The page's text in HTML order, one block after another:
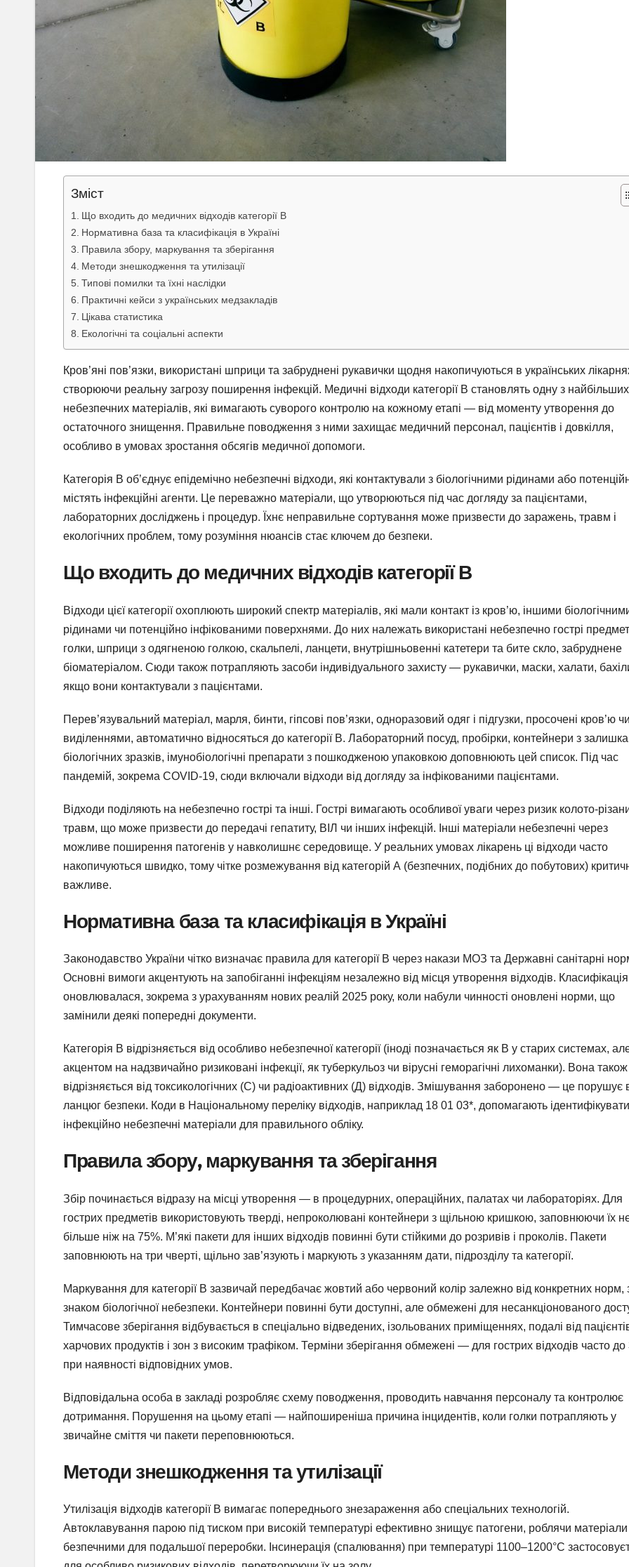
Зміст
Що входить до медичних відходів категорії В
Нормативна база та класифікація в Україні
Правила збору, маркування та зберігання
Методи знешкодження та утилізації
Типові помилки та їхні наслідки
Практичні кейси з українських медзакладів
Цікава статистика
Екологічні та соціальні аспекти
Кров’яні пов’язки, використані шприци та забруднені рукавички щодня накопичуються в українських
створюючи реальну загрозу поширення інфекцій. Медичні відходи категорії В становлять одну з
небезпечних матеріалів, які вимагають суворого контролю на кожному етапі — від моменту утворення до
остаточного знищення. Правильне поводження з ними захищає медичний персонал, пацієнтів і довкілля,
особливо в умовах зростання обсягів медичної допомоги.
Категорія В об’єднує епідемічно небезпечні відходи, які контактували з біологічними рідинами або
містять інфекційні агенти. Це переважно матеріали, що утворюються під час догляду за пацієнтами,
лабораторних досліджень і процедур. Їхнє неправильне сортування може призвести до заражень, травм і
екологічних проблем, тому розуміння нюансів стає ключем до безпеки.
Що входить до медичних відходів категорії В
Відходи цієї категорії охоплюють широкий спектр матеріалів, які мали контакт із кров’ю, іншими
рідинами чи потенційно інфікованими поверхнями. До них належать використані небезпечно гострі
голки, шприци з одягненою голкою, скальпелі, ланцети, внутрішньовенні катетери та бите скло, забруднене
біоматеріалом. Сюди також потрапляють засоби індивідуального захисту — рукавички, маски, халати,
якщо вони контактували з пацієнтами.
Перев’язувальний матеріал, марля, бинти, гіпсові пов’язки, одноразовий одяг і підгузки, просочені кров’ю чи
виділеннями, автоматично відносяться до категорії В. Лабораторний посуд, пробірки, контейнери з
біологічних зразків, імунобіологічні препарати з пошкодженою упаковкою доповнюють цей список. Під час
пандемій, зокрема COVID-19, сюди включали відходи від догляду за інфікованими пацієнтами.
Відходи поділяють на небезпечно гострі та інші. Гострі вимагають особливої уваги через ризик колото-
травм, що може призвести до передачі гепатиту, ВІЛ чи інших інфекцій. Інші матеріали небезпечні через
можливе поширення патогенів у навколишнє середовище. У реальних умовах лікарень ці відходи часто
накопичуються швидко, тому чітке розмежування від категорій А (безпечних, подібних до побутових)
важливе.
Нормативна база та класифікація в Україні
Законодавство України чітко визначає правила для категорії В через накази МОЗ та Державні санітарні
Основні вимоги акцентують на запобіганні інфекціям незалежно від місця утворення відходів. Класифікація
оновлювалася, зокрема з урахуванням нових реалій 2025 року, коли набули чинності оновлені норми, що
замінили деякі попередні документи.
Категорія В відрізняється від особливо небезпечної категорії (іноді позначається як В у старих системах,
акцентом на надзвичайно ризиковані інфекції, як туберкульоз чи вірусні геморагічні лихоманки). Вона також
відрізняється від токсикологічних (С) чи радіоактивних (Д) відходів. Змішування заборонено — це порушує
ланцюг безпеки. Коди в Національному переліку відходів, наприклад 18 01 03*, допомагають ідентифікувати
інфекційно небезпечні матеріали для правильного обліку.
Правила збору, маркування та зберігання
Збір починається відразу на місці утворення — в процедурних, операційних, палатах чи лабораторіях. Для
гострих предметів використовують тверді, непроколювані контейнери з щільною кришкою, заповнюючи їх
більше ніж на 75%. М’які пакети для інших відходів повинні бути стійкими до розривів і проколів. Пакети
заповнюють на три чверті, щільно зав’язують і маркують з указанням дати, підрозділу та категорії.
Маркування для категорії В зазвичай передбачає жовтий або червоний колір залежно від конкретних норм,
знаком біологічної небезпеки. Контейнери повинні бути доступні, але обмежені для несанкціонованого
Тимчасове зберігання відбувається в спеціально відведених, ізольованих приміщеннях, подалі від
харчових продуктів і зон з високим трафіком. Терміни зберігання обмежені — для гострих відходів часто до
при наявності відповідних умов.
Відповідальна особа в закладі розробляє схему поводження, проводить навчання персоналу та контролює
дотримання. Порушення на цьому етапі — найпоширеніша причина інцидентів, коли голки потрапляють у
звичайне сміття чи пакети переповнюються.
Методи знешкодження та утилізації
Утилізація відходів категорії В вимагає попереднього знезараження або спеціальних технологій.
Автоклавування парою під тиском при високій температурі ефективно знищує патогени, роблячи матеріали
безпечними для подальшої переробки. Інсинерація (спалювання) при температурі 1100–1200°C